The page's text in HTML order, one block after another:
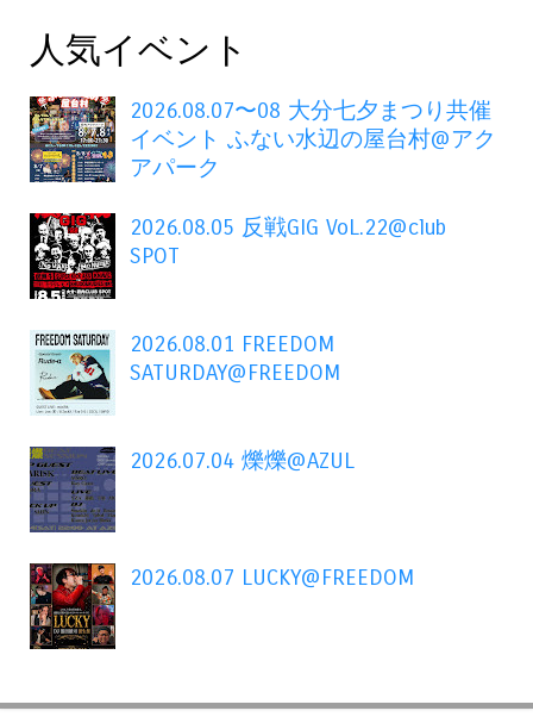
人気イベント
2026.08.07〜08 大分七夕まつり共催
イベント ふない水辺の屋台村@アク
アパーク
2026.08.05 反戦GIG VoL.22@club
SPOT
2026.08.01 FREEDOM
SATURDAY@FREEDOM
2026.07.04 爍爍@AZUL
2026.08.07 LUCKY@FREEDOM